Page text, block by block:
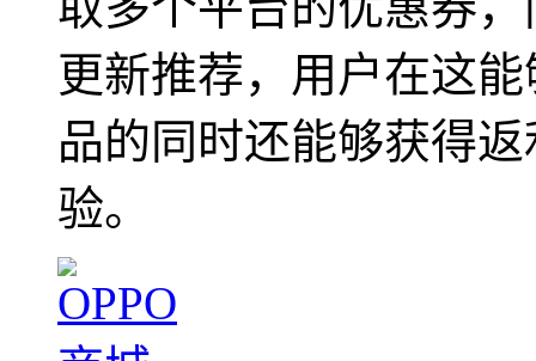
更新推荐，用户在这
品的同时还能够获得
验。